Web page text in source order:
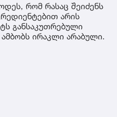
რომ რასაც შეიძენს
არის
განსაკუთრებული
ირაკლი არაბული.